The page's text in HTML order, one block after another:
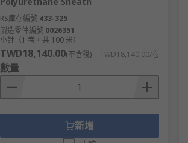
RS庫存編號 433-325
製造零件編號 0026351
小計（1 卷，共 100 米）
TWD18,140.00(不含稅) TWD18,140.00/卷
數量
新增